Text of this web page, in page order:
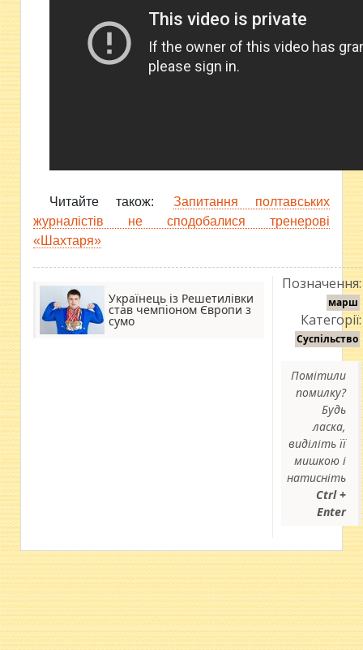
Читайте також:
Запитання полтавських
журналістів не сподобалися тренерові
«Шахтаря»
Українець із Решетилівки
став чемпіоном Європи з
сумо
Позначення:
марш
Категорії:
Суспільство
Помітили
помилку?
Будь
ласка,
виділіть її
мишкою і
натисніть
Ctrl +
Enter